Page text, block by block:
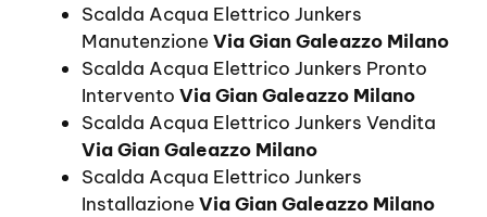
Scalda Acqua Elettrico Junkers
ManutenzioneVia Gian Galeazzo Milano
Scalda Acqua Elettrico Junkers Pronto
Intervento Via Gian Galeazzo Milano
Scalda Acqua Elettrico Junkers Vendita
Via Gian Galeazzo Milano
Scalda Acqua Elettrico Junkers
InstallazioneVia Gian Galeazzo Milano